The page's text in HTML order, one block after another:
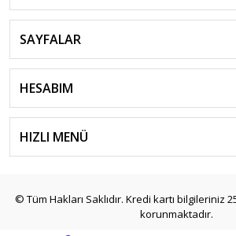
SAYFALAR
HESABIM
HIZLI MENÜ
© Tüm Hakları Saklıdır. Kredi kartı bilgileriniz
korunmaktadır.